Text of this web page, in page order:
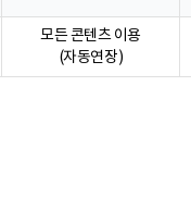
모든 콘텐츠 이용
(자동연장)